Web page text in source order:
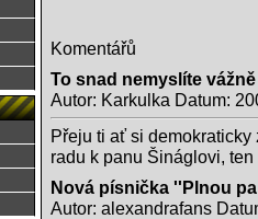
Komentářů
To snad nemyslíte vážně
Autor: Karkulka Datum:
Přeju ti ať si
radu k panu Šináglovi,
Nová písnička ''Plnou
Autor: alexandrafans